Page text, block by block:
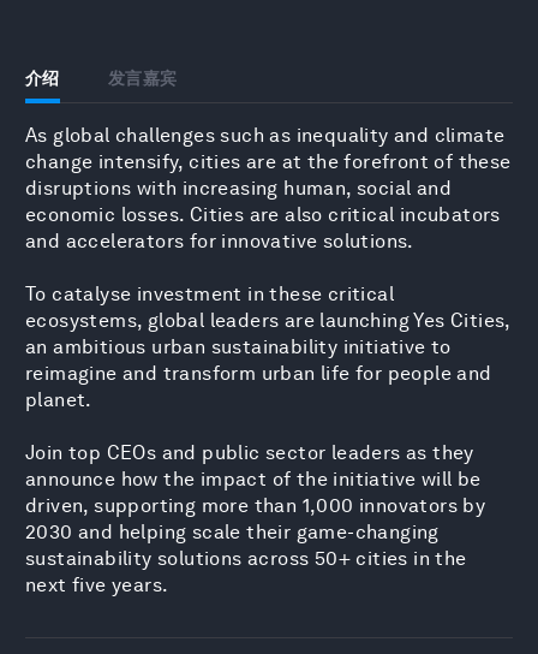
介绍 发言嘉宾
As global challenges such as inequality and climate
change intensify, cities are at the forefront of these
disruptions with increasing human, social and
economic losses. Cities are also critical incubators
and accelerators for innovative solutions.
To catalyse investment in these critical
ecosystems, global leaders are launching Yes Cities,
an ambitious urban sustainability initiative to
reimagine and transform urban life for people and
planet.
Join top CEOs and public sector leaders as they
announce how the impact of the initiative will be
driven, supporting more than 1,000 innovators by
2030 and helping scale their game-changing
sustainability solutions across 50+ cities in the
next five years.